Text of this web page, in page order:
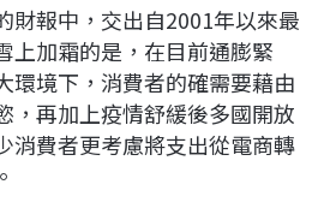
財報中，交出自2001年以來最
上加霜的是，在目前通膨緊
環境下，消費者的確需要藉由
，再加上疫情舒緩後多國開放
消費者更考慮將支出從電商轉